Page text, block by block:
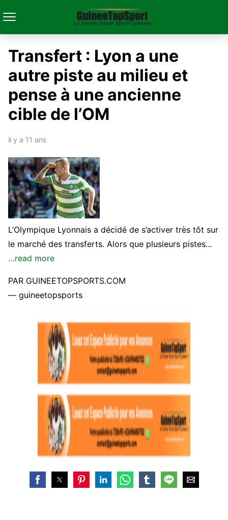
Transfert : Lyon a une
autre piste au milieu et
pense à une ancienne
cible de l’OM
il y a 11 ans
L’Olympique Lyonnais a décidé de s’activer très tôt sur
le marché des transferts. Alors que plusieurs pistes…
…read more
PAR GUINEETOPSPORTS.COM
— guineetopsports